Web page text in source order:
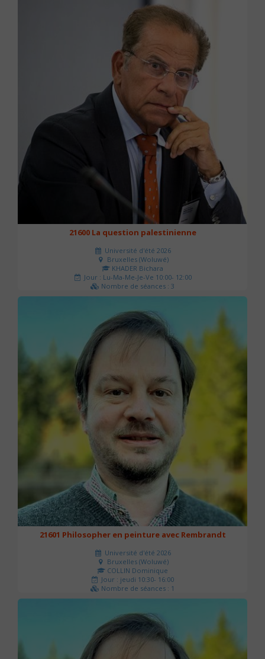
21600 La question palestinienne
Université d'été 2026
Bruxelles (Woluwé)
KHADER Bichara
Jour : Lu-Ma-Me-Je-Ve 10:00- 12:00
Nombre de séances : 3
63 €
21601 Philosopher en peinture avec Rembrandt
Université d'été 2026
Bruxelles (Woluwé)
COLLIN Dominique
Jour : jeudi 10:30- 16:00
Nombre de séances : 1
40 €